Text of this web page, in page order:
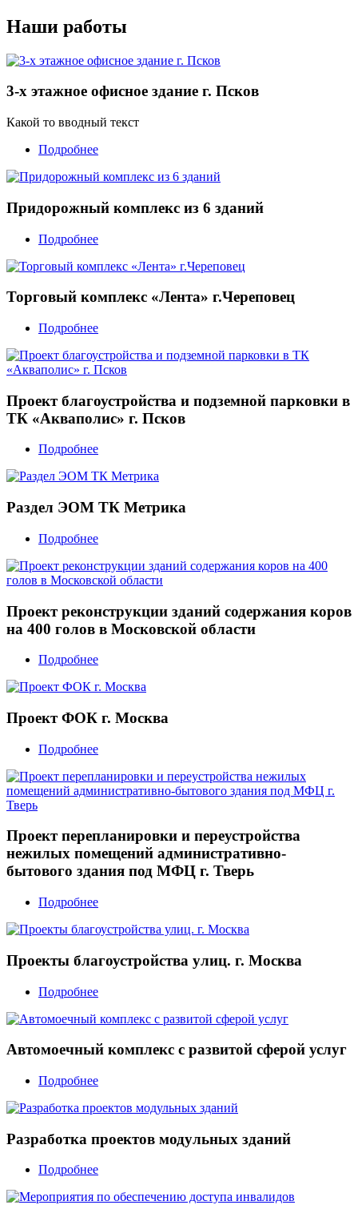
Наши работы
3-х этажное офисное здание г. Псков
Какой то вводный текст
Подробнее
Придорожный комплекс из 6 зданий
Подробнее
Торговый комплекс «Лента» г.Череповец
Подробнее
Проект благоустройства и подземной парковки в
ТК «Акваполис» г. Псков
Подробнее
Раздел ЭОМ ТК Метрика
Подробнее
Проект реконструкции зданий содержания коров
на 400 голов в Московской области
Подробнее
Проект ФОК г. Москва
Подробнее
Проект перепланировки и переустройства
нежилых помещений административно-
бытового здания под МФЦ г. Тверь
Подробнее
Проекты благоустройства улиц. г. Москва
Подробнее
Автомоечный комплекс с развитой сферой услуг
Подробнее
Разработка проектов модульных зданий
Подробнее